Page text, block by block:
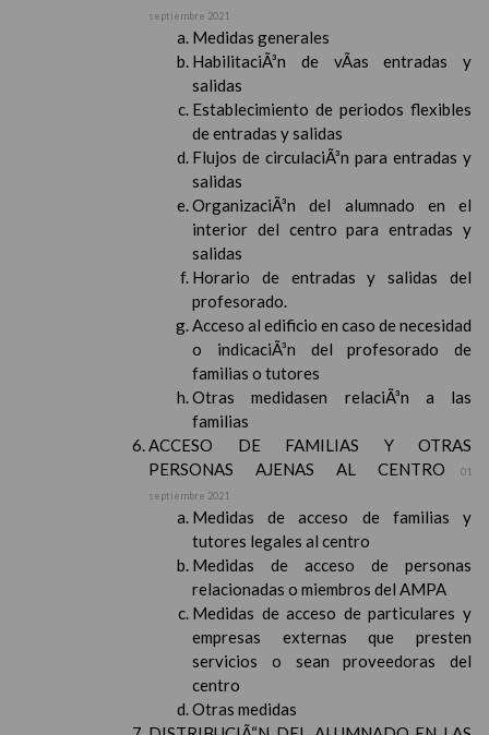
septiembre 2021
Medidas generales
HabilitaciÃ³n de vÃ­as entradas y
salidas
Establecimiento de periodos flexibles
de entradas y salidas
Flujos de circulaciÃ³n para entradas y
salidas
OrganizaciÃ³n del alumnado en el
interior del centro para entradas y
salidas
Horario de entradas y salidas del
profesorado.
Acceso al edificio en caso de necesidad
o indicaciÃ³n del profesorado de
familias o tutores
Otras medidasen relaciÃ³n a las
familias
ACCESO DE FAMILIAS Y OTRAS
PERSONAS AJENAS AL CENTRO
01
septiembre 2021
Medidas de acceso de familias y
tutores legales al centro
Medidas de acceso de personas
relacionadas o miembros del AMPA
Medidas de acceso de particulares y
empresas externas que presten
servicios o sean proveedoras del
centro
Otras medidas